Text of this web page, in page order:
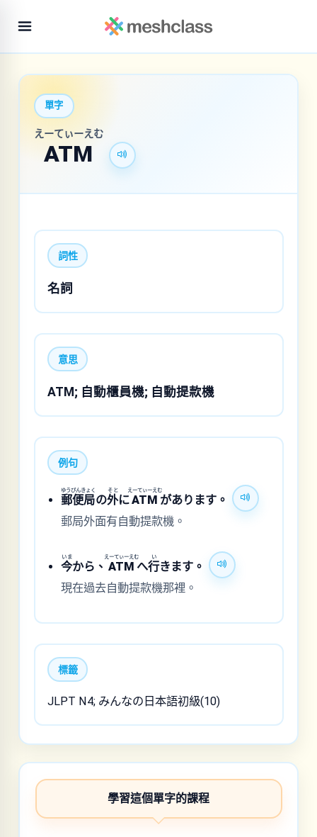
單字
ATM
えーてぃーえむ
詞性
名詞
意思
ATM; 自動櫃員機; 自動提款機
例句
郵便局
ゆうびんきょく
の外
そと
にATM
えーてぃーえむ
があります。
郵局外面有自動提款機。
今
いま
から、 ATM
えーてぃーえむ
へ行
い
きます。
現在過去自動提款機那裡。
標籤
JLPT N4; みんなの日本語初級(10)
學習這個單字的課程